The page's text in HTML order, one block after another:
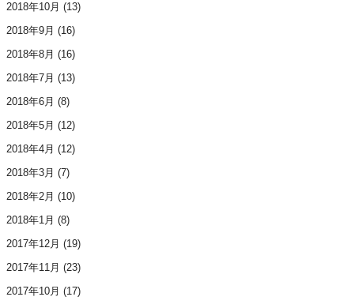
2018年10月 (13)
2018年9月 (16)
2018年8月 (16)
2018年7月 (13)
2018年6月 (8)
2018年5月 (12)
2018年4月 (12)
2018年3月 (7)
2018年2月 (10)
2018年1月 (8)
2017年12月 (19)
2017年11月 (23)
2017年10月 (17)